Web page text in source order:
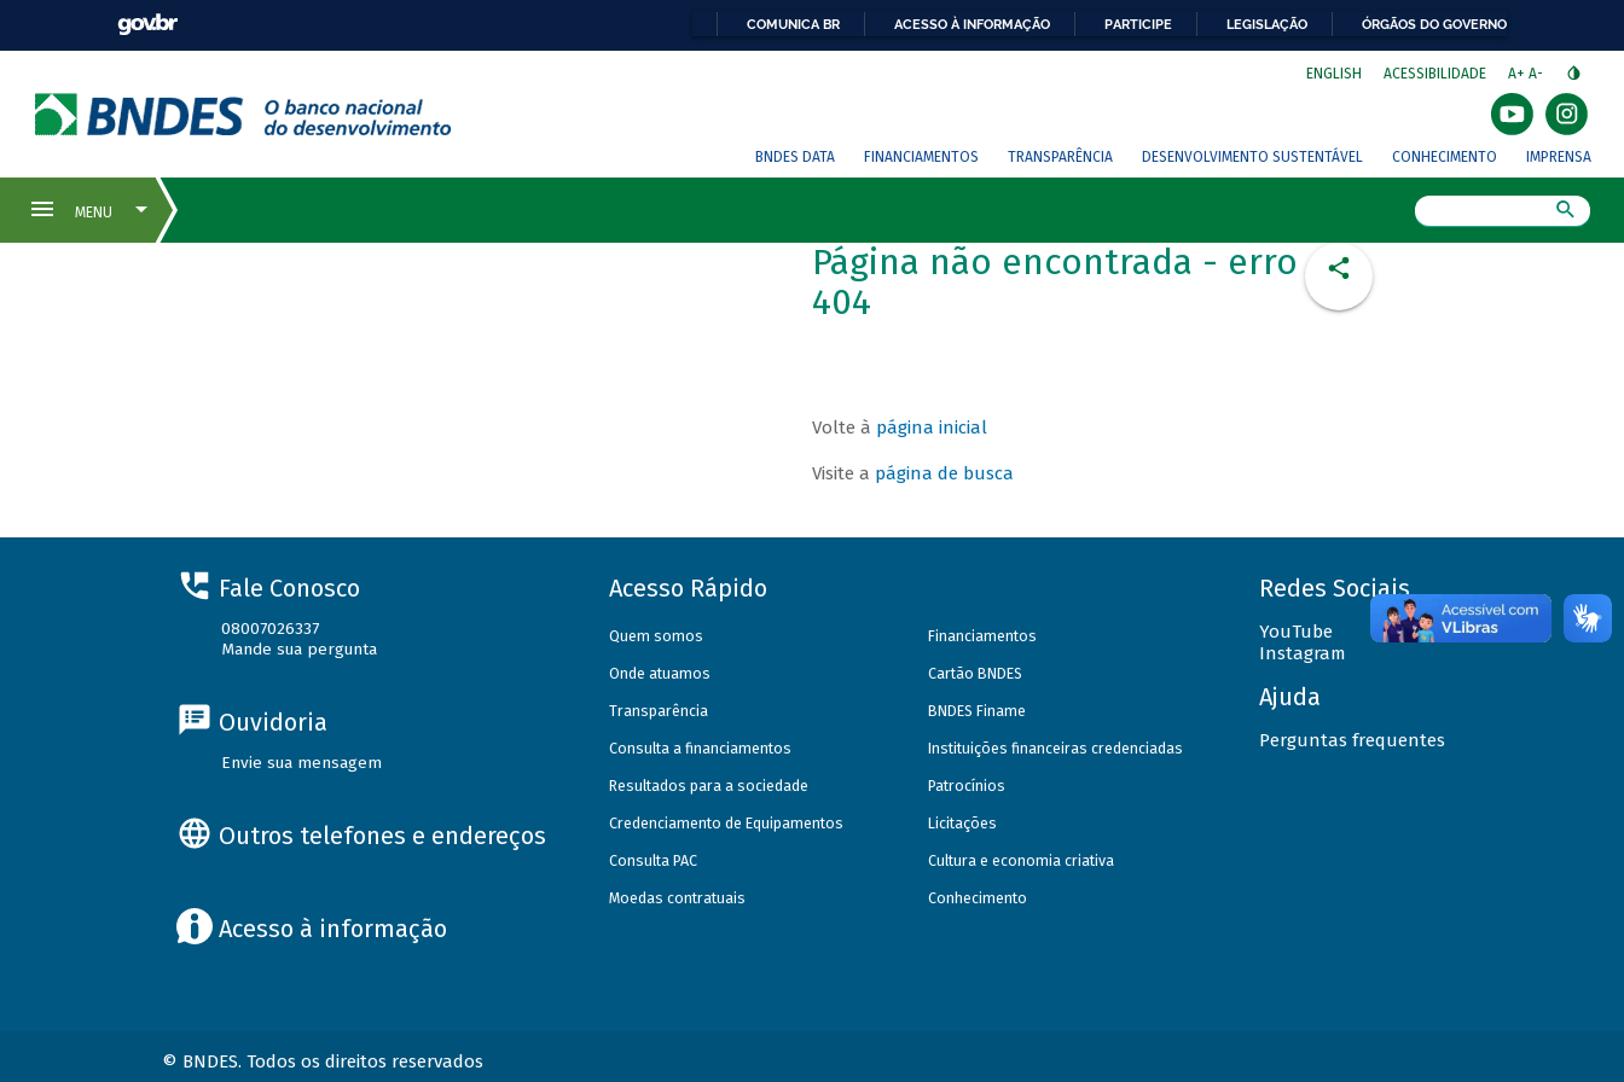
COMUNICA BR ACESSO À INFORMAÇÃO PARTICIPE LEGISLAÇÃO ÓRGÃOS DO GOVERNO
ENGLISH ACESSIBILIDADE A+ A-
BNDES DATA FINANCIAMENTOS TRANSPARÊNCIA DESENVOLVIMENTO SUSTENTÁVEL CONHECIMENTO IMPRENSA
Página não encontrada - erro
404
Volte à página inicial
Visite a página de busca
Fale Conosco
08007026337
Mande sua pergunta
Ouvidoria
Envie sua mensagem
Outros telefones e endereços
Acesso à informação
Acesso Rápido
Quem somos
Onde atuamos
Transparência
Consulta a financiamentos
Resultados para a sociedade
Credenciamento de Equipamentos
Consulta PAC
Moedas contratuais
Financiamentos
Cartão BNDES
BNDES Finame
Instituições financeiras credenciadas
Patrocínios
Licitações
Cultura e economia criativa
Conhecimento
Redes Sociais
YouTube
Instagram
Ajuda
Perguntas frequentes
© BNDES. Todos os direitos reservados